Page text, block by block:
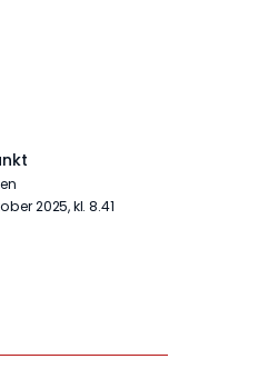
2025, kl. 8.41